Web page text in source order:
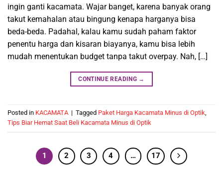
ingin ganti kacamata. Wajar banget, karena banyak orang
takut kemahalan atau bingung kenapa harganya bisa
beda-beda. Padahal, kalau kamu sudah paham faktor
penentu harga dan kisaran biayanya, kamu bisa lebih
mudah menentukan budget tanpa takut overpay. Nah, […]
CONTINUE READING →
Posted in KACAMATA | Tagged Paket Harga Kacamata Minus di Optik,
Tips Biar Hemat Saat Beli Kacamata Minus di Optik
1 2 3 4 … 17